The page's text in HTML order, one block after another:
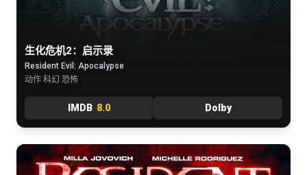
生化危机2：启示录
Resident Evil: Apocalypse
动作 科幻 恐怖
IMDB 8.0 Dolby